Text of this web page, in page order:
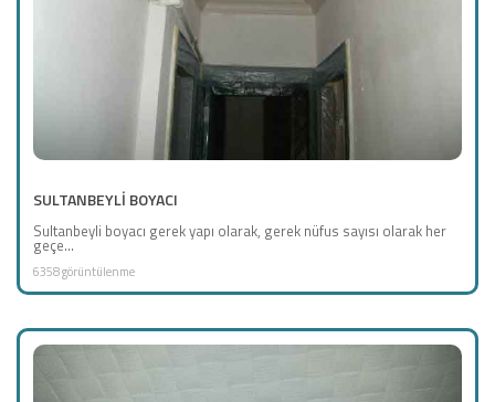
SULTANBEYLİ BOYACI
Sultanbeyli boyacı gerek yapı olarak, gerek nüfus sayısı olarak her
geçe...
6358 görüntülenme